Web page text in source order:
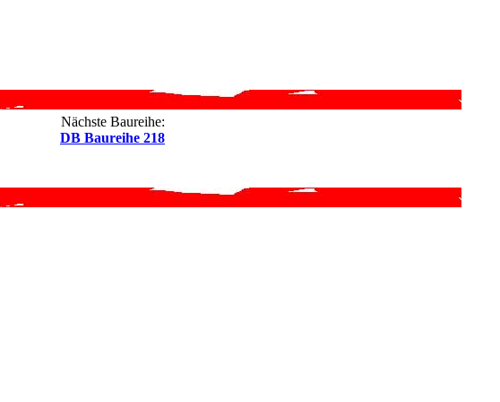
Nächste Baureihe:
DB Baureihe 218